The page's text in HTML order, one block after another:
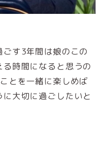
す3年間は娘のこの
時間になると思うの
とを一緒に楽しめば
大切に過ごしたいと